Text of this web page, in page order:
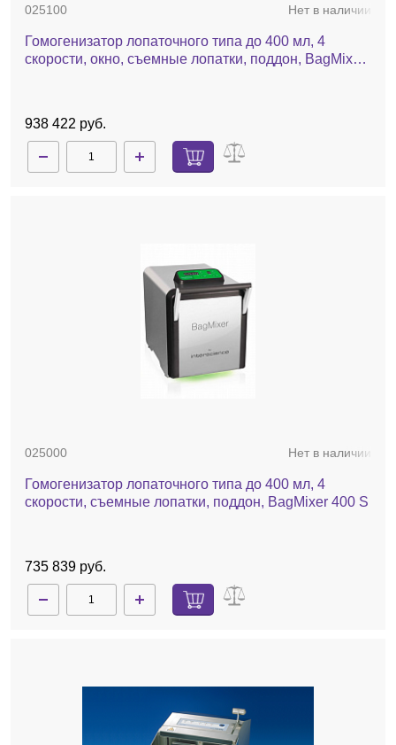
025100 Нет в наличии
Гомогенизатор лопаточного типа до 400 мл, 4
скорости, окно, съемные лопатки, поддон, BagMixer
938 422 руб.
025000 Нет в наличии
Гомогенизатор лопаточного типа до 400 мл, 4
скорости, съемные лопатки, поддон, BagMixer 400 S
735 839 руб.